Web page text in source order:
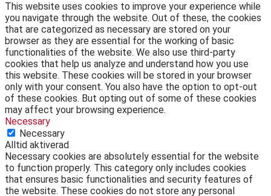
This website uses cookies to improve your experience while
you navigate through the website. Out of these, the cookies
that are categorized as necessary are stored on your
browser as they are essential for the working of basic
functionalities of the website. We also use third-party
cookies that help us analyze and understand how you use
this website. These cookies will be stored in your browser
only with your consent. You also have the option to opt-out
of these cookies. But opting out of some of these cookies
may affect your browsing experience.
Necessary
Necessary
Alltid aktiverad
Necessary cookies are absolutely essential for the website
to function properly. This category only includes cookies
that ensures basic functionalities and security features of
the website. These cookies do not store any personal